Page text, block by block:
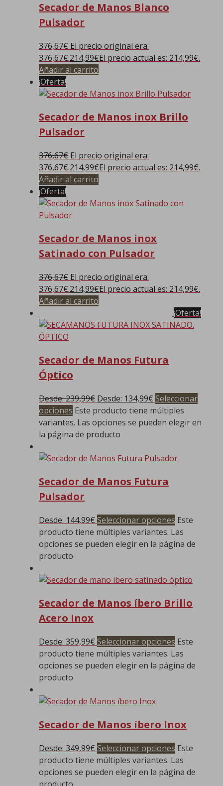
Secador de Manos Blanco
Pulsador
376,67€ El precio original era:
376,67€.214,99€El precio actual es: 214,99€.
Añadir al carrito
¡Oferta!
Secador de Manos inox Brillo
Pulsador
376,67€ El precio original era:
376,67€.214,99€El precio actual es: 214,99€.
Añadir al carrito
¡Oferta!
Secador de Manos inox
Satinado con Pulsador
376,67€ El precio original era:
376,67€.214,99€El precio actual es: 214,99€.
Añadir al carrito
¡Oferta!
Secador de Manos Futura
Óptico
Desde:239,99€ Desde: 134,99€ Seleccionar
opciones Este producto tiene múltiples
variantes. Las opciones se pueden elegir en
la página de producto
Secador de Manos Futura
Pulsador
Desde: 144,99€ Seleccionar opciones Este
producto tiene múltiples variantes. Las
opciones se pueden elegir en la página de
producto
Secador de Manos íbero Brillo
Acero Inox
Desde: 359,99€ Seleccionar opciones Este
producto tiene múltiples variantes. Las
opciones se pueden elegir en la página de
producto
Secador de Manos íbero Inox
Desde: 349,99€ Seleccionar opciones Este
producto tiene múltiples variantes. Las
opciones se pueden elegir en la página de